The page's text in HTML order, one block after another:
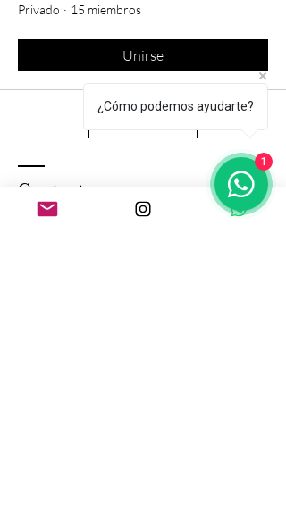
Privado · 15 miembros
Unirse
Contacto
Guardianas del Origen
¿Cómo podemos ayudarte?
1